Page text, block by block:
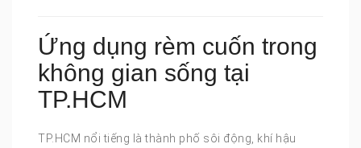
Ứng dụng rèm cuốn trong
không gian sống tại
TP.HCM
TP.HCM nổi tiếng là thành phố sôi động, khí hậu